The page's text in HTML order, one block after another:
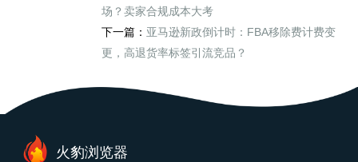
场？卖家合规成本大考
下一篇： 亚马逊新政倒计时：FBA移除费计费变
更，高退货率标签引流竞品？
火豹浏览器